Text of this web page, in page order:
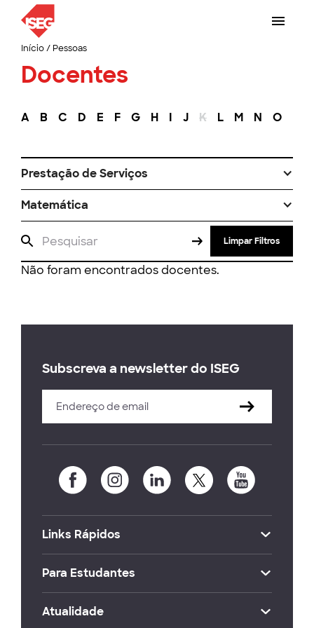
Início/ Pessoas
Docentes
A B C D E F G H I J K L M N O
Prestação de Serviços
Matemática
Limpar Filtros
Não foram encontrados docentes.
Subscreva a newsletter do ISEG
Links Rápidos
Para Estudantes
Atualidade